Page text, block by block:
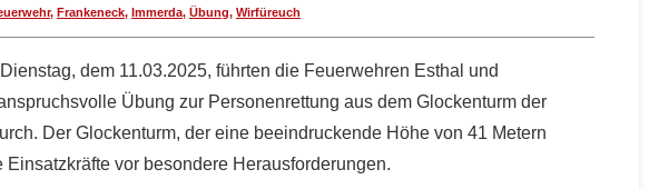
, Frankeneck, Immerda, Übung, Wirfüreuch
dem 11.03.2025, führten die Feuerwehren Esthal und
Übung zur Personenrettung aus dem Glockenturm der
Der Glockenturm, der eine beeindruckende Höhe von 41 Metern
Einsatzkräfte vor besondere Herausforderungen.